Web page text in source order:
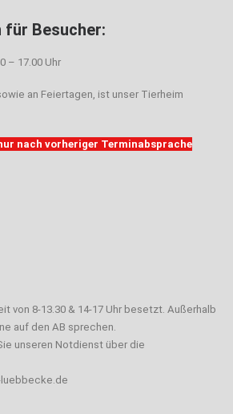
Besucher:
– 17.00 Uhr
an Feiertagen, ist unser Tierheim
nach vorheriger Terminabsprache
von 8-13.30 & 14-17 Uhr besetzt. Außerhalb
auf den AB sprechen.
unseren Notdienst über die